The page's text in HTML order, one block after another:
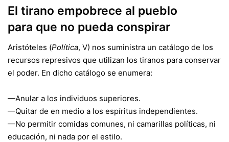
El tirano empobrece al pueblo
para que no pueda conspirar
Aristóteles (Política, V) nos suministra un catálogo de los
recursos represivos que utilizan los tiranos para conservar
el poder. En dicho catálogo se enumera:
—Anular a los individuos superiores.
—Quitar de en medio a los espíritus independientes.
—No permitir comidas comunes, ni camarillas políticas, ni
educación, ni nada por el estilo.